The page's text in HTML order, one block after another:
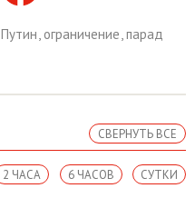
Путин, ограничение,парад
СВЕРНУТЬ ВСЕ
СУТКИ
6 ЧАСОВ
2 ЧАСА